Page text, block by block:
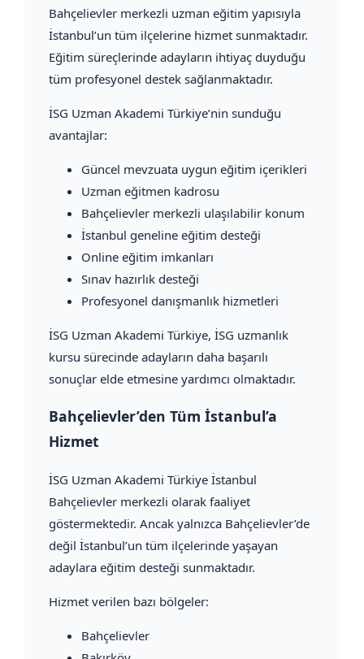
Bahçelievler merkezli uzman eğitim yapısıyla
İstanbul’un tüm ilçelerine hizmet sunmaktadır.
Eğitim süreçlerinde adayların ihtiyaç duyduğu
tüm profesyonel destek sağlanmaktadır.
İSG Uzman Akademi Türkiye’nin sunduğu
avantajlar:
Güncel mevzuata uygun eğitim içerikleri
Uzman eğitmen kadrosu
Bahçelievler merkezli ulaşılabilir konum
İstanbul geneline eğitim desteği
Online eğitim imkanları
Sınav hazırlık desteği
Profesyonel danışmanlık hizmetleri
İSG Uzman Akademi Türkiye, İSG uzmanlık
kursu sürecinde adayların daha başarılı
sonuçlar elde etmesine yardımcı olmaktadır.
Bahçelievler’den Tüm İstanbul’a
Hizmet
İSG Uzman Akademi Türkiye İstanbul
Bahçelievler merkezli olarak faaliyet
göstermektedir. Ancak yalnızca Bahçelievler’de
değil İstanbul’un tüm ilçelerinde yaşayan
adaylara eğitim desteği sunmaktadır.
Hizmet verilen bazı bölgeler:
Bahçelievler